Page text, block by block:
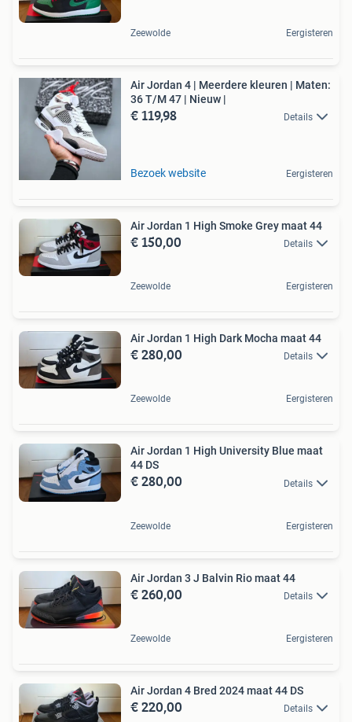
Zeewolde Eergisteren
Air Jordan 4 | Meerdere kleuren | Maten:
36 T/M 47 | Nieuw |
€ 119,98 Details
Bezoek website Eergisteren
Air Jordan 1 High Smoke Grey maat 44
€ 150,00 Details
Zeewolde Eergisteren
Air Jordan 1 High Dark Mocha maat 44
€ 280,00 Details
Zeewolde Eergisteren
Air Jordan 1 High University Blue maat
44 DS
€ 280,00 Details
Zeewolde Eergisteren
Air Jordan 3 J Balvin Rio maat 44
€ 260,00 Details
Zeewolde Eergisteren
Air Jordan 4 Bred 2024 maat 44 DS
€ 220,00 Details